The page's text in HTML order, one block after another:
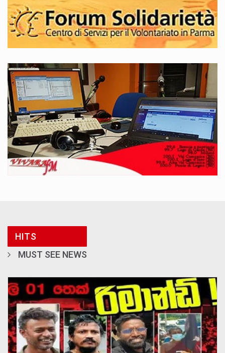
HITS
MUST SEE NEWS